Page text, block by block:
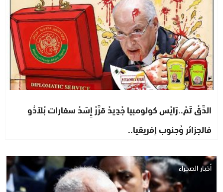
الدَّقْ تَمْ..رَايْس كولومبيا جْدِيدْ قرَّرْ إِسَدْ سفارات بْلاَدُو
فالجزائر وُجنوب إفريقيا..
أخبار الصحراء